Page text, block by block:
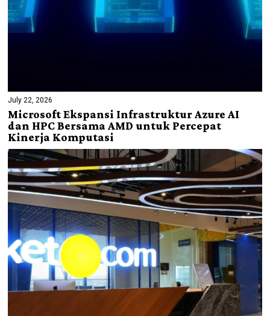
July 22, 2026
Microsoft Ekspansi Infrastruktur Azure AI
dan HPC Bersama AMD untuk Percepat
Kinerja Komputasi